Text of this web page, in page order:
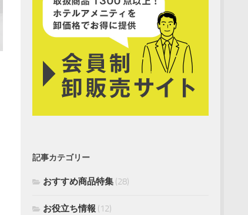
記事カテゴリー
おすすめ商品特集 (28)
お役立ち情報 (12)